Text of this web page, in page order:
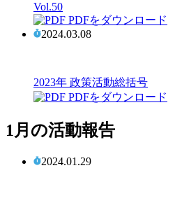
Vol.50
PDFをダウンロード
2024.03.08
2023年 政策活動総括号
PDFをダウンロード
1月の活動報告
2024.01.29